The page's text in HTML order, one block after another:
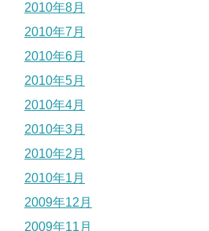
2010年8月
2010年7月
2010年6月
2010年5月
2010年4月
2010年3月
2010年2月
2010年1月
2009年12月
2009年11月